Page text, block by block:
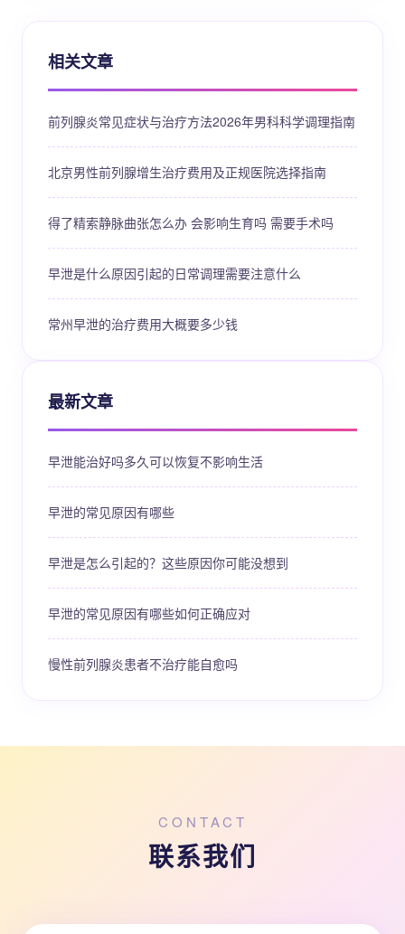
相关文章
前列腺炎常见症状与治疗方法2026年男科科学调理指南
北京男性前列腺增生治疗费用及正规医院选择指南
得了精索静脉曲张怎么办 会影响生育吗 需要手术吗
早泄是什么原因引起的日常调理需要注意什么
常州早泄的治疗费用大概要多少钱
最新文章
早泄能治好吗多久可以恢复不影响生活
早泄的常见原因有哪些
早泄是怎么引起的？这些原因你可能没想到
早泄的常见原因有哪些如何正确应对
慢性前列腺炎患者不治疗能自愈吗
CONTACT
联系我们